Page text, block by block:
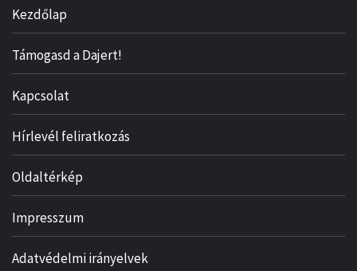
Kezdőlap
Támogasd a Dajert!
Kapcsolat
Hírlevél feliratkozás
Oldaltérkép
Impresszum
Adatvédelmi irányelvek